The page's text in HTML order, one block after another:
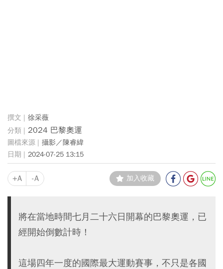
徐采薇
2024 巴黎奧運
攝影／陳睿緯
2024-07-25 13:15
+A -A 加入收藏
將在當地時間七月二十六日開幕的巴黎奧運，已
經開始倒數計時！
這場四年一度的國際最大運動賽事，不只是各國